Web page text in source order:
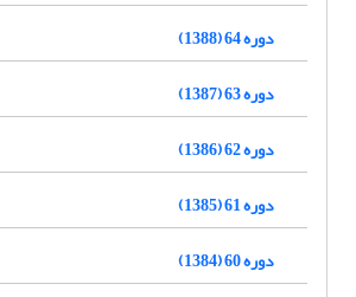
دوره 64 (1388)
دوره 63 (1387)
دوره 62 (1386)
دوره 61 (1385)
دوره 60 (1384)